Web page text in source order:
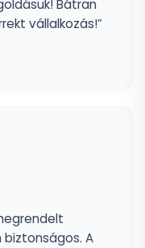
Bátran
vállalkozás!”
A